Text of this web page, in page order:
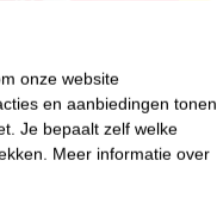
onze website
en aanbiedingen tonen
Je bepaalt zelf welke
Meer informatie over